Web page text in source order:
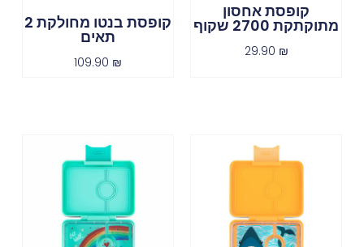
קופסת אחסון
מתוקתקת 2700 שקוף
29.90 ₪
קופסת בנטו מחולקת 2
תאים
109.90 ₪